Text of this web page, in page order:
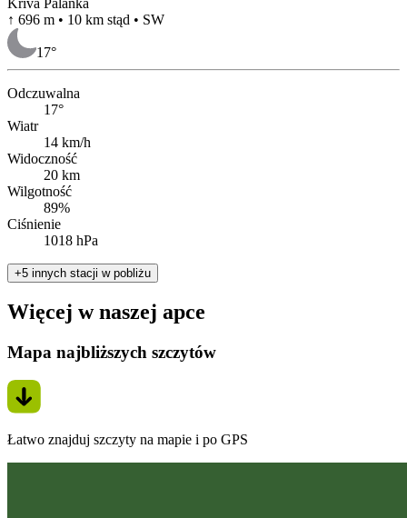
Kriva Palanka
↑ 696 m • 10 km stąd • SW
17°
Odczuwalna
17°
Wiatr
14 km/h
Widoczność
20 km
Wilgotność
89%
Ciśnienie
1018 hPa
+5 innych stacji w pobliżu
Więcej w naszej apce
Mapa najbliższych szczytów
Łatwo znajduj szczyty na mapie i po GPS